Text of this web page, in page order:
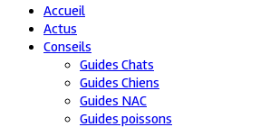
Accueil
Actus
Conseils
Guides Chats
Guides Chiens
Guides NAC
Guides poissons